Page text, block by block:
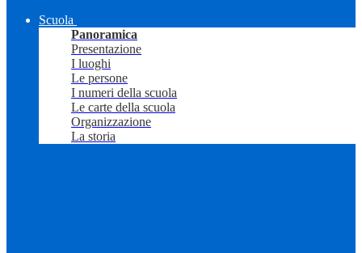
Scuola
Panoramica
Presentazione
I luoghi
Le persone
I numeri della scuola
Le carte della scuola
Organizzazione
La storia